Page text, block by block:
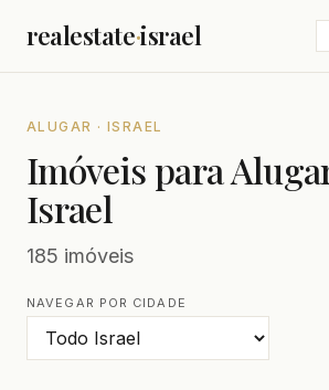
realestate·israel
ALUGAR · ISRAEL
Imóveis para
Israel
185 imóveis
NAVEGAR POR CIDADE